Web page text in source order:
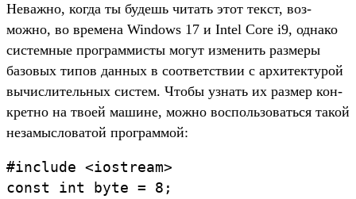
Не­важ­но, ког­да ты будешь читать этот текст, воз­
можно, во вре­мена Windows 17 и Intel Core i9, одна­ко
сис­темные прог­раммис­ты могут изме­нить раз­меры
базовых типов дан­ных в соот­ветс­твии с архи­тек­турой
вычис­литель­ных сис­тем. Что­бы узнать их раз­мер кон­
крет­но на тво­ей машине, мож­но вос­поль­зовать­ся такой
незамыс­ловатой прог­раммой:
#include <iostream>
const
int byte = 8 ;